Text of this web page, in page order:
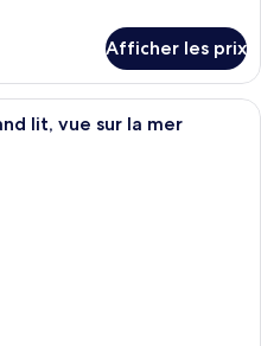
Afficher les prix
Literie de qualité, minibar, coffre-
lit, vue sur la mer